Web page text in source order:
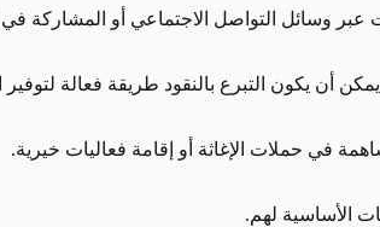
وسائل التواصل الاجتماعي أو المشاركة في
أن يكون التبرع بالنقود طريقة فعالة لتوفير
في حملات الإغاثة أو إقامة فعاليات خيرية.
الأساسية لهم.